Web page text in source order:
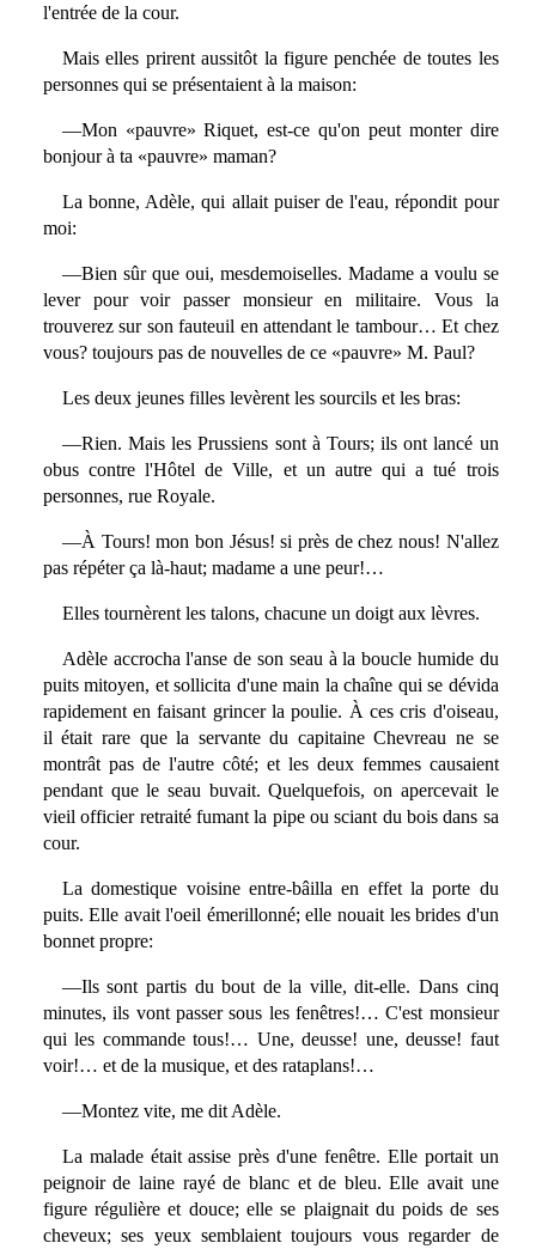
l'entrée de la cour.
Mais elles prirent aussitôt la figure penchée de toutes les
personnes qui se présentaient à la maison:
—Mon «pauvre» Riquet, est-ce qu'on peut monter dire
bonjour à ta «pauvre» maman?
La bonne, Adèle, qui allait puiser de l'eau, répondit pour
moi:
—Bien sûr que oui, mesdemoiselles. Madame a voulu se
lever pour voir passer monsieur en militaire. Vous la
trouverez sur son fauteuil en attendant le tambour… Et chez
vous? toujours pas de nouvelles de ce «pauvre» M. Paul?
Les deux jeunes filles levèrent les sourcils et les bras:
—Rien. Mais les Prussiens sont à Tours; ils ont lancé un
obus contre l'Hôtel de Ville, et un autre qui a tué trois
personnes, rue Royale.
—À Tours! mon bon Jésus! si près de chez nous! N'allez
pas répéter ça là-haut; madame a une peur!…
Elles tournèrent les talons, chacune un doigt aux lèvres.
Adèle accrocha l'anse de son seau à la boucle humide du
puits mitoyen, et sollicita d'une main la chaîne qui se dévida
rapidement en faisant grincer la poulie. À ces cris d'oiseau,
il était rare que la servante du capitaine Chevreau ne se
montrât pas de l'autre côté; et les deux femmes causaient
pendant que le seau buvait. Quelquefois, on apercevait le
vieil officier retraité fumant la pipe ou sciant du bois dans sa
cour.
La domestique voisine entre-bâilla en effet la porte du
puits. Elle avait l'oeil émerillonné; elle nouait les brides d'un
bonnet propre:
—Ils sont partis du bout de la ville, dit-elle. Dans cinq
minutes, ils vont passer sous les fenêtres!… C'est monsieur
qui les commande tous!… Une, deusse! une, deusse! faut
voir!… et de la musique, et des rataplans!…
—Montez vite, me dit Adèle.
La malade était assise près d'une fenêtre. Elle portait un
peignoir de laine rayé de blanc et de bleu. Elle avait une
figure régulière et douce; elle se plaignait du poids de ses
cheveux; ses yeux semblaient toujours vous regarder de